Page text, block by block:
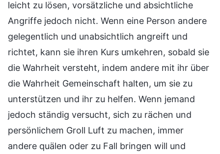
leicht zu lösen, vorsätzliche und absichtliche
Angriffe jedoch nicht. Wenn eine Person andere
gelegentlich und unabsichtlich angreift und
richtet, kann sie ihren Kurs umkehren, sobald sie
die Wahrheit versteht, indem andere mit ihr über
die Wahrheit Gemeinschaft halten, um sie zu
unterstützen und ihr zu helfen. Wenn jemand
jedoch ständig versucht, sich zu rächen und
persönlichem Groll Luft zu machen, immer
andere quälen oder zu Fall bringen will und